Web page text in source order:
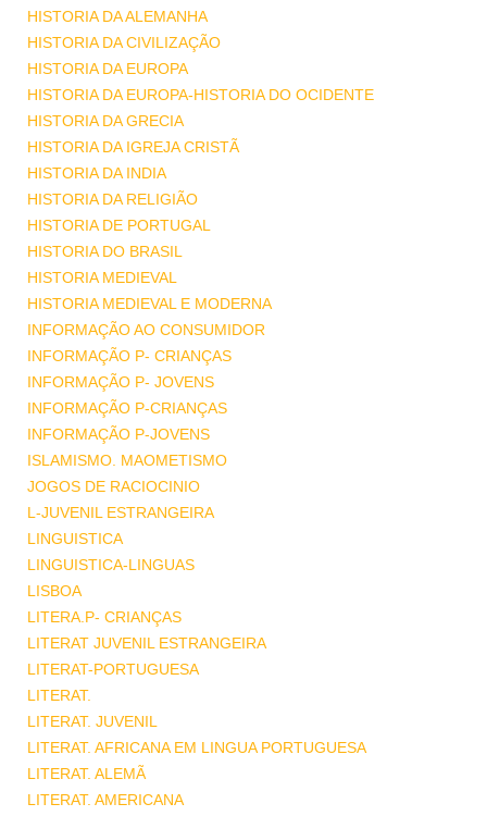
HISTORIA DA ALEMANHA
HISTORIA DA CIVILIZAÇÃO
HISTORIA DA EUROPA
HISTORIA DA EUROPA-HISTORIA DO OCIDENTE
HISTORIA DA GRECIA
HISTORIA DA IGREJA CRISTÃ
HISTORIA DA INDIA
HISTORIA DA RELIGIÃO
HISTORIA DE PORTUGAL
HISTORIA DO BRASIL
HISTORIA MEDIEVAL
HISTORIA MEDIEVAL E MODERNA
INFORMAÇÃO AO CONSUMIDOR
INFORMAÇÃO P- CRIANÇAS
INFORMAÇÃO P- JOVENS
INFORMAÇÃO P-CRIANÇAS
INFORMAÇÃO P-JOVENS
ISLAMISMO. MAOMETISMO
JOGOS DE RACIOCINIO
L-JUVENIL ESTRANGEIRA
LINGUISTICA
LINGUISTICA-LINGUAS
LISBOA
LITERA.P- CRIANÇAS
LITERAT JUVENIL ESTRANGEIRA
LITERAT-PORTUGUESA
LITERAT.
LITERAT. JUVENIL
LITERAT. AFRICANA EM LINGUA PORTUGUESA
LITERAT. ALEMÃ
LITERAT. AMERICANA